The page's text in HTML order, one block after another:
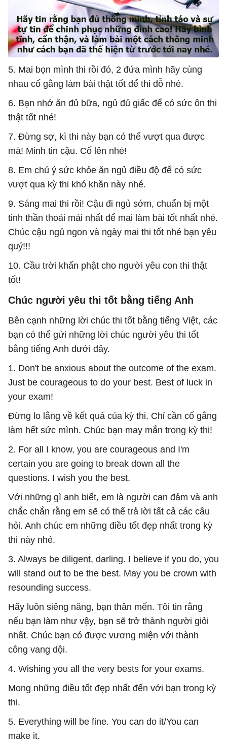
5. Mai bọn mình thi rồi đó, 2 đứa mình hãy cùng
nhau cố gắng làm bài thật tốt để thi đỗ nhé.
6. Bạn nhớ ăn đủ bữa, ngủ đủ giấc để có sức ôn thi
thật tốt nhé!
7. Đừng sợ, kì thi này bạn có thể vượt qua được
mà! Minh tin cậu. Cố lên nhé!
8. Em chú ý sức khỏe ăn ngủ điều độ để có sức
vượt qua kỳ thi khó khăn này nhé.
9. Sáng mai thi rồi! Cậu đi ngủ sớm, chuẩn bị một
tinh thần thoải mái nhất để mai làm bài tốt nhất nhé.
Chúc cậu ngủ ngon và ngày mai thi tốt nhé bạn yêu
quý!!!
10. Cầu trời khấn phật cho người yêu con thi thật
tốt!
Chúc người yêu thi tốt bằng tiếng Anh
Bên cạnh những lời chúc thi tốt bằng tiếng Việt, các
bạn có thể gửi những lời chúc người yêu thi tốt
bằng tiếng Anh dưới đây.
1. Don't be anxious about the outcome of the exam.
Just be courageous to do your best. Best of luck in
your exam!
Đừng lo lắng về kết quả của kỳ thi. Chỉ cần cố gắng
làm hết sức mình. Chúc bạn may mắn trong kỳ thi!
2. For all I know, you are courageous and I'm
certain you are going to break down all the
questions. I wish you the best.
Với những gì anh biết, em là người can đảm và anh
chắc chắn rằng em sẽ có thể trả lời tất cả các câu
hỏi. Anh chúc em những điều tốt đẹp nhất trong kỳ
thi này nhé.
3. Always be diligent, darling. I believe if you do, you
will stand out to be the best. May you be crown with
resounding success.
Hãy luôn siêng năng, bạn thân mến. Tôi tin rằng
nếu bạn làm như vậy, bạn sẽ trở thành người giỏi
nhất. Chúc bạn có được vương miện với thành
công vang dội.
4. Wishing you all the very bests for your exams.
Mong những điều tốt đẹp nhất đến với bạn trong kỳ
thi.
5. Everything will be fine. You can do it/You can
make it.